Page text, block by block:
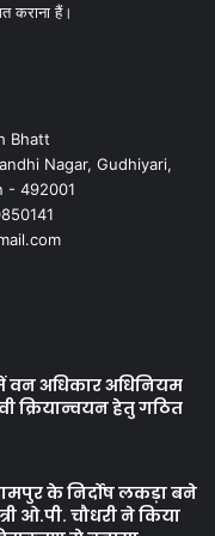
कराना हैं।
Bhatt
Nagar, Gudhiyari,
- 492001
वन अधिकार अधिनियम
क्रियान्वयन हेतु गठित
के निर्दोष लकड़ा बने
ओ.पी. चौधरी ने किया